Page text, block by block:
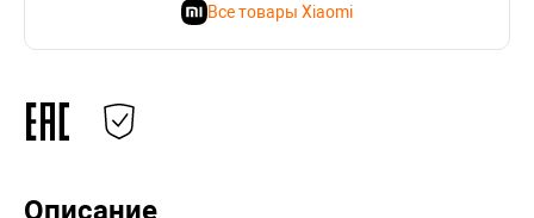
Все товары Xiaomi
Описание